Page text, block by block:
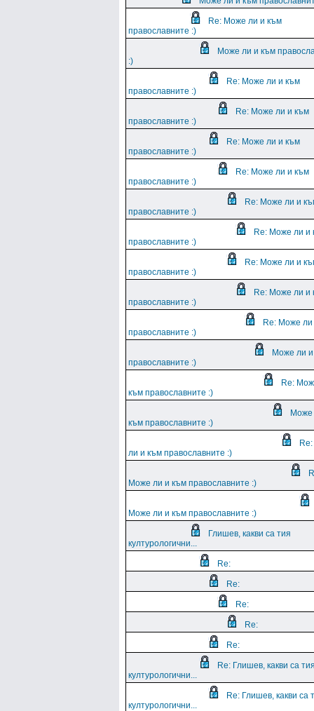
Re: Може ли и към
православните :)
Може ли и към
:)
Re: Може ли и към
православните :)
Re: Може ли и към
православните :)
Re: Може ли и към
православните :)
Re: Може ли и към
православните :)
Re: Може ли и
православните :)
Re: Може ли и
православните :)
Re: Може ли и
православните :)
Re: Може ли и
православните :)
Re: Може ли
православните :)
Може ли
православните :)
Re:
към православните :)
Може
към православните :)
ли и към православните :)
Може ли и към православните :)
Може ли и към православните :)
Глишев, какви са тия
културологични...
Re:
Re:
Re:
Re:
Re:
Re: Глишев, какви са
културологични...
Re: Глишев, какви са
културологични...